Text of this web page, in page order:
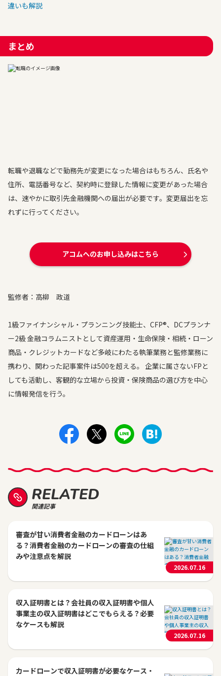
違いも解説
まとめ
転職や退職などで勤務先が変更になった場合はもちろん、氏名や
住所、電話番号など、契約時に登録した情報に変更があった場合
は、速やかに取引先金融機関への届出が必要です。変更届出を忘
れずに行ってください。
アコムへのお申し込みはこちら
監修者：高柳 政道
1級ファイナンシャル・プランニング技能士、CFP®、DCプランナ
ー2級 金融コラムニストとして資産運用・生命保険・相続・ローン
商品・クレジットカードなど多岐にわたる執筆業務と監修業務に
携わり、関わった記事案件は500を超える。 企業に属さないFPと
しても活動し、客観的な立場から投資・保険商品の選び方を中心
に情報発信を行う。
RELATED
関連記事
審査が甘い消費者金融のカードローンはあ
る？消費者金融のカードローンの審査の仕組
みや注意点を解説
2026.07.16
収入証明書とは？会社員の収入証明書や個人
事業主の収入証明書はどこでもらえる？必要
なケースも解説
2026.07.16
カードローンで収入証明書が必要なケース・